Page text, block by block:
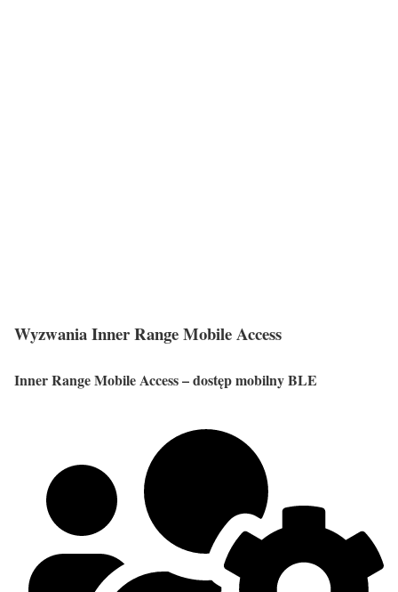
Wyzwania Inner Range Mobile Access
Inner Range Mobile Access – dostęp mobilny BLE